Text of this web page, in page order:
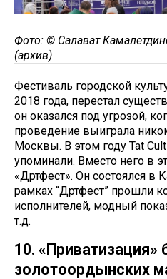
Фото: © Салават
(архив)
Фестиваль городской
2018 года, перестал
он оказался под угрозой,
проведение выиграла
Москвы. В этом году Tat
упоминали. Вместо него в
«Дәртфест». Он состоялся
рамках “Дәртфест” прошли
исполнителей, модный
т.д.
10. «Приватизация»
золотоордынских